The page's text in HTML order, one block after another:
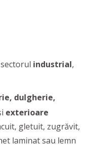
sectorul industrial,
dulgherie,
exterioare
gletuit, zugrăvit,
laminat sau lemn